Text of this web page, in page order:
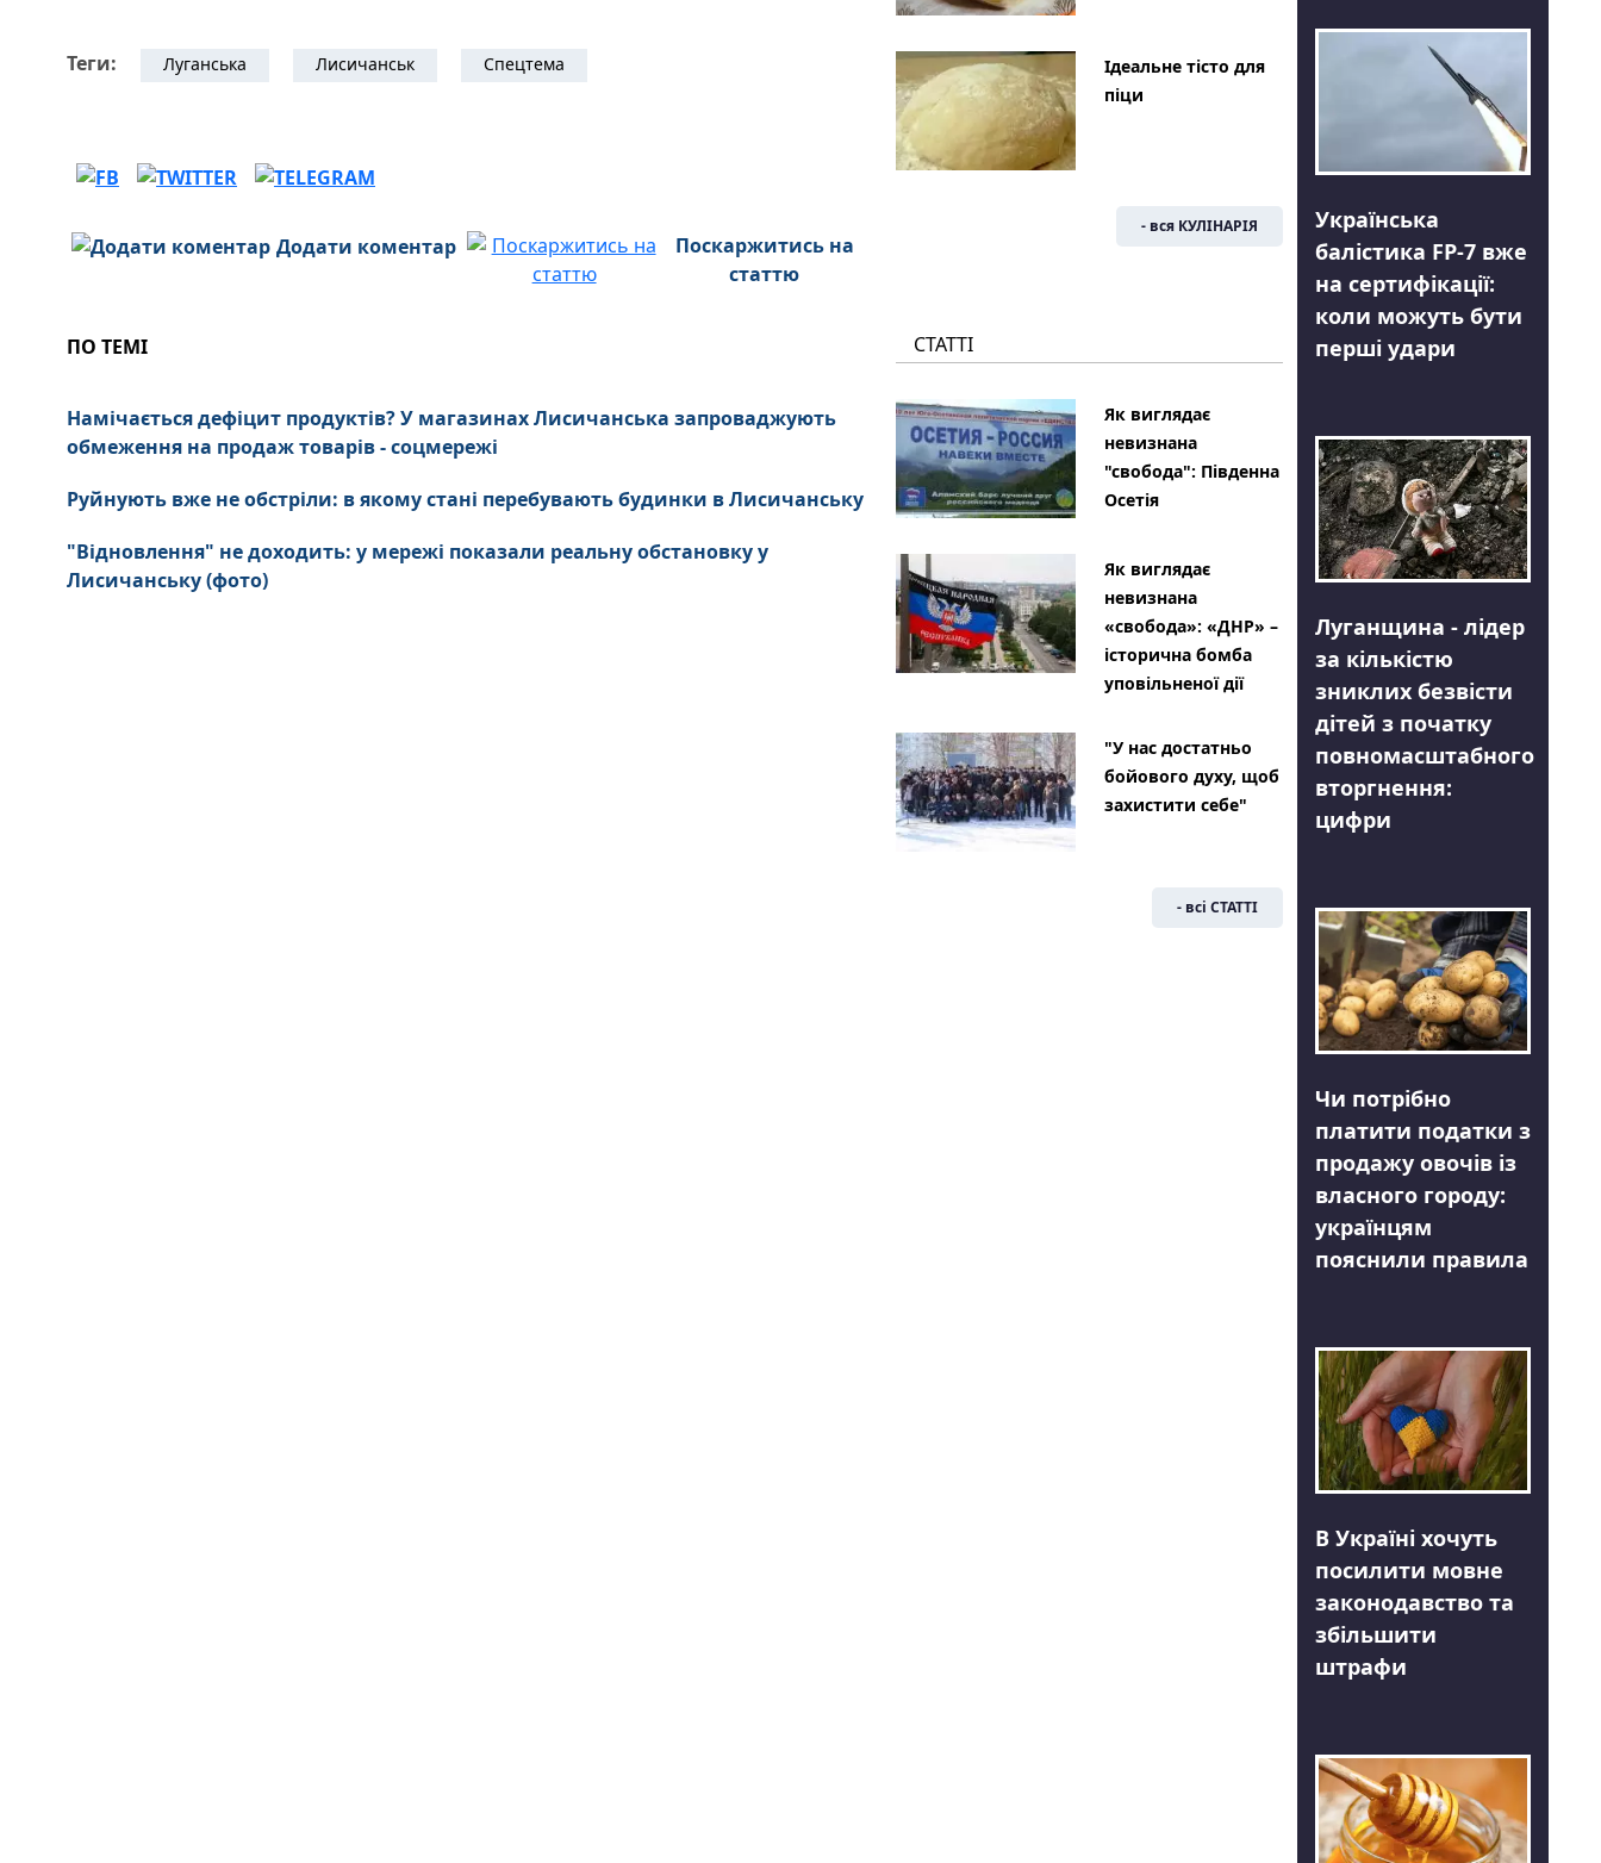
Теги: Луганська Лисичанськ Спецтема
Додати коментар
Поскаржитись на
статтю
ПО ТЕМІ
Намічається дефіцит продуктів? У магазинах Лисичанська запроваджують
обмеження на продаж товарів - соцмережі
Руйнують вже не обстріли: в якому стані перебувають будинки в Лисичанську
"Відновлення" не доходить: у мережі показали реальну обстановку у
Лисичанську (фото)
Ідеальне тісто для
піци
- вся КУЛІНАРІЯ
СТАТТІ
Як виглядає
невизнана
"свобода": Південна
Осетія
Як виглядає
невизнана
«свобода»: «ДНР» –
історична бомба
уповільненої дії
"У нас достатньо
бойового духу, щоб
захистити себе"
- всі СТАТТІ
Українська
балістика FP-7 вже
на сертифікації:
коли можуть бути
перші удари
Луганщина - лідер
за кількістю
зниклих безвісти
дітей з початку
повномасштабного
вторгнення:
цифри
Чи потрібно
платити податки з
продажу овочів із
власного городу:
українцям
пояснили правила
В Україні хочуть
посилити мовне
законодавство та
збільшити
штрафи